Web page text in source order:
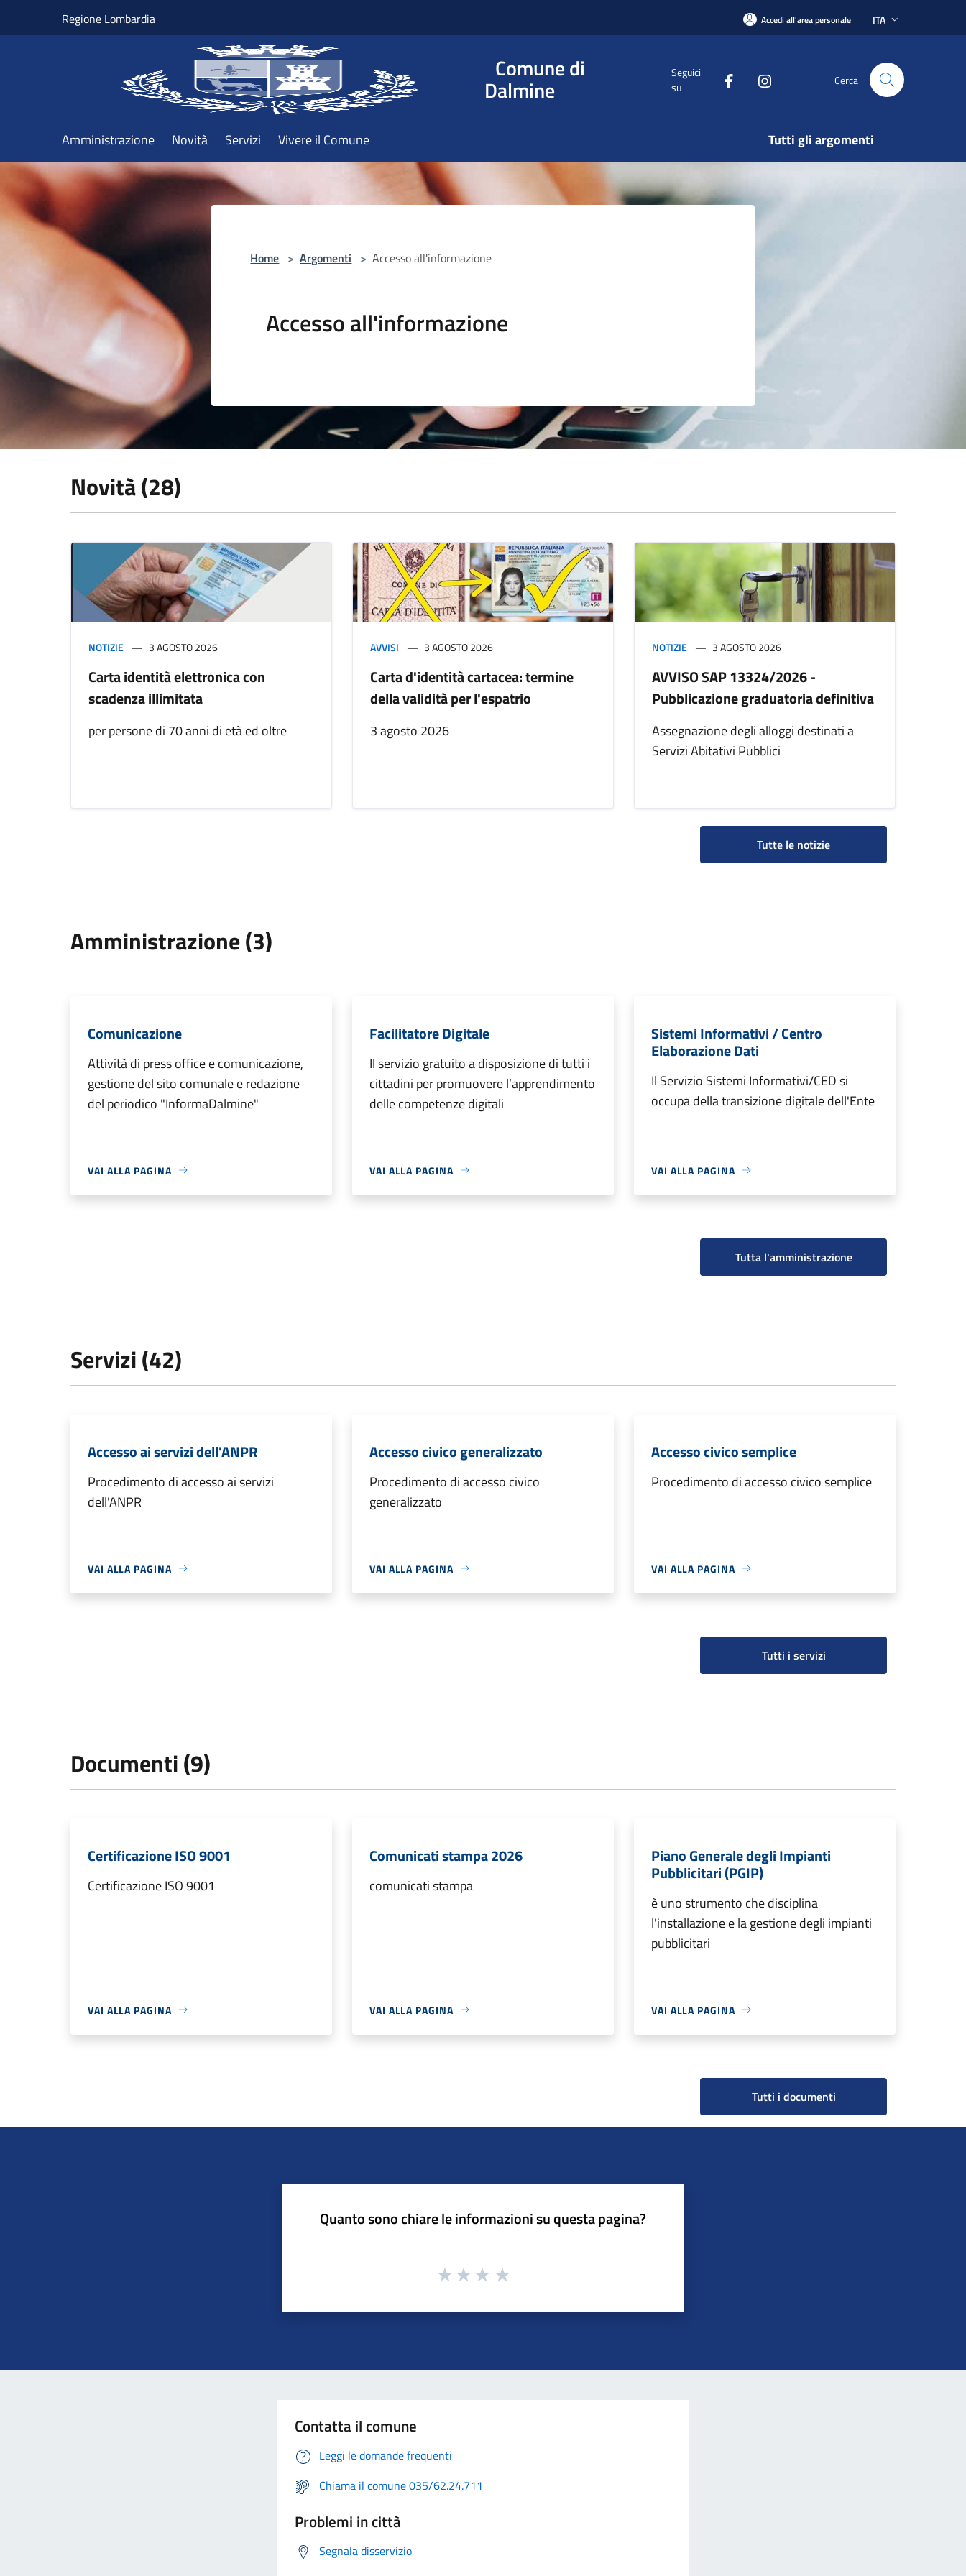
Regione Lombardia Accedi all'area personale ITA
Comune di
Dalmine
Seguici
su
Cerca
Amministrazione Novità Servizi Vivere il Comune Tutti gli argomenti
Home > Argomenti > Accesso all'informazione
Accesso all'informazione
Novità (28)
NOTIZIE 3 AGOSTO 2026
Carta identità elettronica con
scadenza illimitata
per persone di 70 anni di età ed oltre
AVVISI 3 AGOSTO 2026
Carta d'identità cartacea: termine
della validità per l'espatrio
3 agosto 2026
NOTIZIE 3 AGOSTO 2026
AVVISO SAP 13324/2026 -
Pubblicazione graduatoria definitiva
Assegnazione degli alloggi destinati a
Servizi Abitativi Pubblici
Tutte le notizie
Amministrazione (3)
Comunicazione
Attività di press office e comunicazione,
gestione del sito comunale e redazione
del periodico "InformaDalmine"
VAI ALLA PAGINA
Facilitatore Digitale
Il servizio gratuito a disposizione di tutti i
cittadini per promuovere l’apprendimento
delle competenze digitali
VAI ALLA PAGINA
Sistemi Informativi / Centro
Elaborazione Dati
Il Servizio Sistemi Informativi/CED si
occupa della transizione digitale dell'Ente
VAI ALLA PAGINA
Tutta l'amministrazione
Servizi (42)
Accesso ai servizi dell'ANPR
Procedimento di accesso ai servizi
dell'ANPR
VAI ALLA PAGINA
Accesso civico generalizzato
Procedimento di accesso civico
generalizzato
VAI ALLA PAGINA
Accesso civico semplice
Procedimento di accesso civico semplice
VAI ALLA PAGINA
Tutti i servizi
Documenti (9)
Certificazione ISO 9001
Certificazione ISO 9001
VAI ALLA PAGINA
Comunicati stampa 2026
comunicati stampa
VAI ALLA PAGINA
Piano Generale degli Impianti
Pubblicitari (PGIP)
è uno strumento che disciplina
l'installazione e la gestione degli impianti
pubblicitari
VAI ALLA PAGINA
Tutti i documenti
Quanto sono chiare le informazioni su questa pagina?
Contatta il comune
Leggi le domande frequenti
Chiama il comune 035/62.24.711
Problemi in città
Segnala disservizio